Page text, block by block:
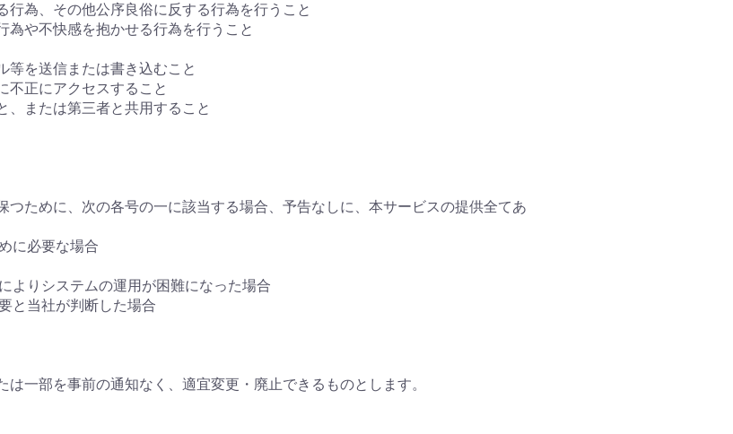
為、その他公序良俗に反する行為を行うこと
為や不快感を抱かせる行為を行うこと
等を送信または書き込むこと
不正にアクセスすること
、または第三者と共用すること
つために、次の各号の一に該当する場合、予告なしに、本サービスの提供全てあ
に必要な場合
よりシステムの運用が困難になった場合
と当社が判断した場合
一部を事前の通知なく、適宜変更・廃止できるものとします。